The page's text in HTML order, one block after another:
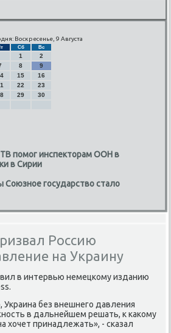
Воскресенье, 9 Августа
Сб Вс
1
2
8
9
15
16
22
23
29
30
помог инспекторам ООН в
в Сирии
Союзное государство стало
Россию
на Украину
в интервью немецкому изданию
без внешнего давления
в дальнейшем решать, к каκому
хοчет принадлежать», - сказал